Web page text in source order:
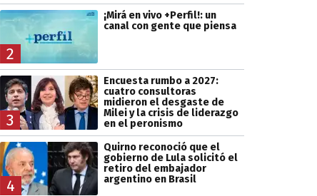
2
¡Mirá en vivo +Perfil!: un
canal con gente que piensa
3
Encuesta rumbo a 2027:
cuatro consultoras
midieron el desgaste de
Milei y la crisis de liderazgo
en el peronismo
4
Quirno reconoció que el
gobierno de Lula solicitó el
retiro del embajador
argentino en Brasil